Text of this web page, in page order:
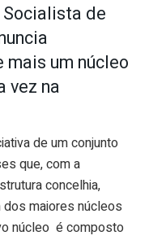
de
um núcleo
vez na
de um conjunto
que, com a
concelhia,
maiores núcleos
núcleo é composto